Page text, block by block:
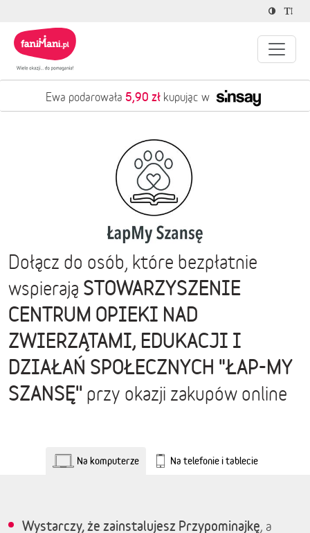
Ewa podarowała 5,90 zł kupując w
Dołącz do osób, które bezpłatnie
wspierają STOWARZYSZENIE
CENTRUM OPIEKI NAD
ZWIERZĄTAMI, EDUKACJI I
DZIAŁAŃ SPOŁECZNYCH "ŁAP-MY
SZANSĘ'' przy okazji zakupów online
Na komputerze Na telefonie i tablecie
Wystarczy, że zainstalujesz Przypominajkę, a